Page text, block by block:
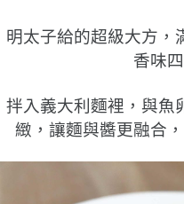
明太子給的超級大方，
香味四
拌入義大利麵裡，與魚
緻，讓麵與醬更融合